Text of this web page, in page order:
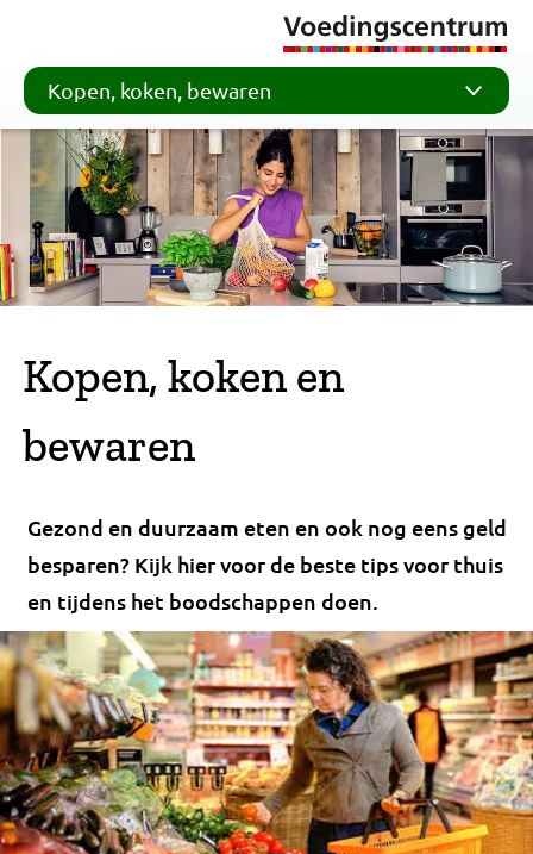
Kopen, koken en
bewaren
Gezond en duurzaam eten en ook nog eens geld
besparen? Kijk hier voor de beste tips voor thuis
en tijdens het boodschappen doen.
Kopen, koken, bewaren